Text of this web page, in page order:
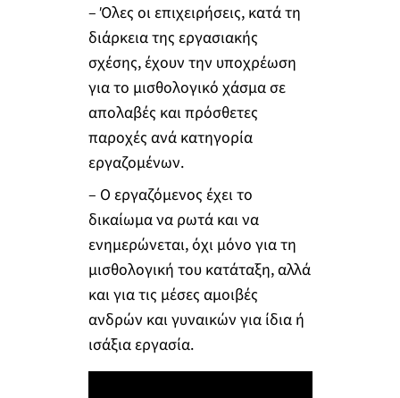
– Όλες οι επιχειρήσεις, κατά τη
διάρκεια της εργασιακής
σχέσης, έχουν την υποχρέωση
για το μισθολογικό χάσμα σε
απολαβές και πρόσθετες
παροχές ανά κατηγορία
εργαζομένων.
– Ο εργαζόμενος έχει το
δικαίωμα να ρωτά και να
ενημερώνεται, όχι μόνο για τη
μισθολογική του κατάταξη, αλλά
και για τις μέσες αμοιβές
ανδρών και γυναικών για ίδια ή
ισάξια εργασία.